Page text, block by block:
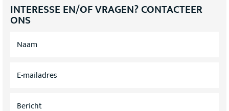
INTERESSE EN/OF VRAGEN? CONTACTEER
ONS